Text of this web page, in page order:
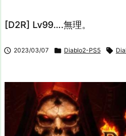
[D2R] Lv99….無理。
 2023/03/07  Diablo2-PS5 